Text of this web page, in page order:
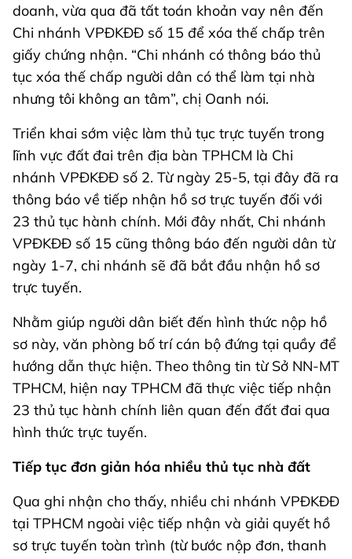
doanh, vừa qua đã tất toán khoản vay nên đến
Chi nhánh VPĐKĐĐ số 15 để xóa thế chấp trên
giấy chứng nhận. “Chi nhánh có thông báo thủ
tục xóa thế chấp người dân có thể làm tại nhà
nhưng tôi không an tâm”, chị Oanh nói.
Triển khai sớm việc làm thủ tục trực tuyến trong
lĩnh vực đất đai trên địa bàn TPHCM là Chi
nhánh VPĐKĐĐ số 2. Từ ngày 25-5, tại đây đã ra
thông báo về tiếp nhận hồ sơ trực tuyến đối với
23 thủ tục hành chính. Mới đây nhất, Chi nhánh
VPĐKĐĐ số 15 cũng thông báo đến người dân từ
ngày 1-7, chi nhánh sẽ đã bắt đầu nhận hồ sơ
trực tuyến.
Nhằm giúp người dân biết đến hình thức nộp hồ
sơ này, văn phòng bố trí cán bộ đứng tại quầy để
hướng dẫn thực hiện. Theo thông tin từ Sở NN-MT
TPHCM, hiện nay TPHCM đã thực việc tiếp nhận
23 thủ tục hành chính liên quan đến đất đai qua
hình thức trực tuyến.
Tiếp tục đơn giản hóa nhiều thủ tục nhà đất
Qua ghi nhận cho thấy, nhiều chi nhánh VPĐKĐĐ
tại TPHCM ngoài việc tiếp nhận và giải quyết hồ
sơ trực tuyến toàn trình (từ bước nộp đơn, thanh